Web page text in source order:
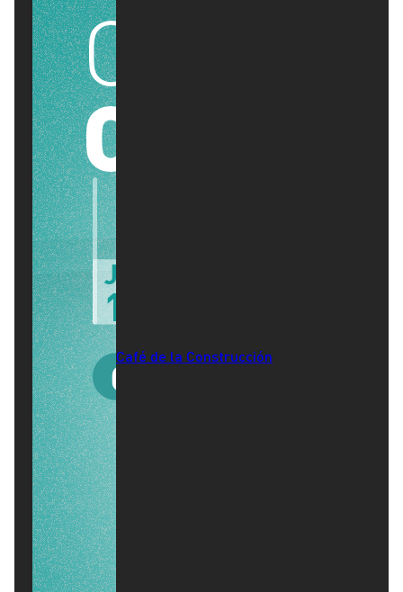
Café de la Construcción